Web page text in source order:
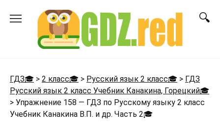
ГДЗ🎓 > 2 класс🎓 > Русский язык 2 класс🎓 > ГДЗ
Русский язык 2 класс Учебник Канакина, Горецкий🎓
> Упражнение 158 — ГДЗ по Русскому языку 2 класс
Учебник Канакина В.П. и др. Часть 2🎓